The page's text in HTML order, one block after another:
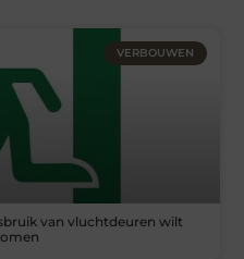
VERBOUWEN
van vluchtdeuren wilt